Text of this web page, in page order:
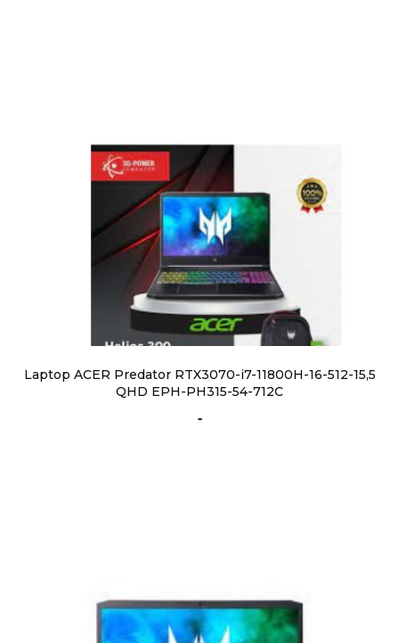
Laptop ACER Predator RTX3070-i7-11800H-16-512-15,5
QHD EPH-PH315-54-712C
-